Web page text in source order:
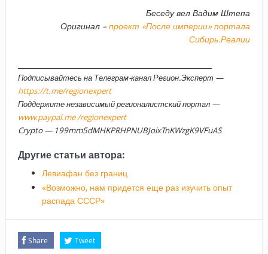
Беседу вел Вадим Штепа
Оригинал –проект «После империи» портала
Сибирь.Реалии
Подписывайтесь на Телеграм-канал Регион.Эксперт —
https://t.me/regionexpert
Поддержите независимый регионалистский портал —
www.paypal.me /regionexpert
Crypto — 199mm5dMHKPRHPNUBJoixTnKWzgK9VFuAS
Другие статьи автора:
Левиафан без границ
«Возможно, нам придется еще раз изучить опыт
распада СССР»
Share Tweet